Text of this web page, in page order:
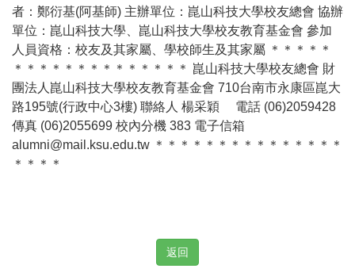
者：鄭衍基(阿基師) 主辦單位：崑山科技大學校友總會 協辦
單位：崑山科技大學、崑山科技大學校友教育基金會 參加
人員資格：校友及其家屬、學校師生及其家屬 ＊＊＊＊＊
＊＊＊＊＊＊＊＊＊＊＊＊＊＊ 崑山科技大學校友總會 財
團法人崑山科技大學校友教育基金會 710台南市永康區崑大
路195號(行政中心3樓) 聯絡人 楊采穎 電話 (06)2059428
傳真 (06)2055699 校內分機 383 電子信箱
alumni@mail.ksu.edu.tw ＊＊＊＊＊＊＊＊＊＊＊＊＊＊＊
＊＊＊＊
返回